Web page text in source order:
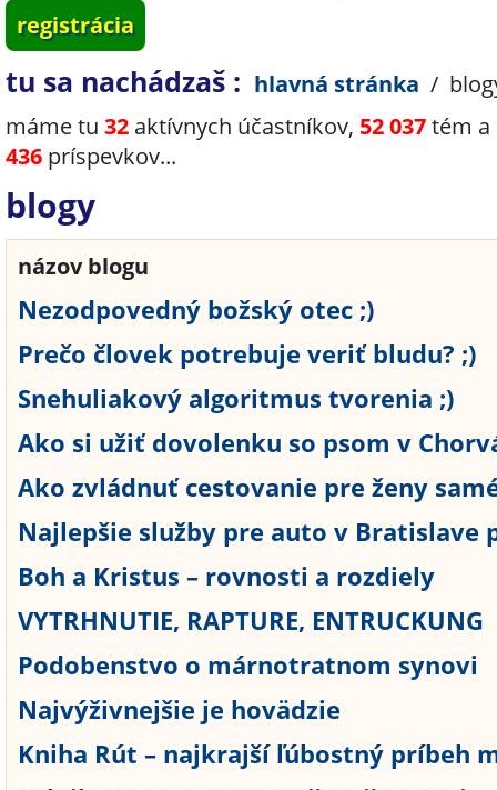
registrácia
tu sa nachádzaš : hlavná stránka /
máme tu 32 aktívnych účastníkov, 52 037tém a
436 príspevkov...
blogy
názov blogu
Nezodpovedný božský otec ;)
Prečo človek potrebuje veriť bludu? ;)
Snehuliakový algoritmus tvorenia ;)
Ako si užiť dovolenku so psom v
Ako zvládnuť cestovanie pre ženy
Najlepšie služby pre auto v Bratislave
Boh a Kristus – rovnosti a rozdiely
VYTRHNUTIE, RAPTURE, ENTRUCKUNG
Podobenstvo o márnotratnom synovi
Najvýživnejšie je hovädzie
Kniha Rút – najkrajší ľúbostný príbeh